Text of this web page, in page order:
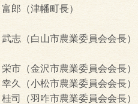
津幡町長）
山市農業委員会会長）
沢市農業委員会会長）
農業委員会会長）
農業委員会会長）